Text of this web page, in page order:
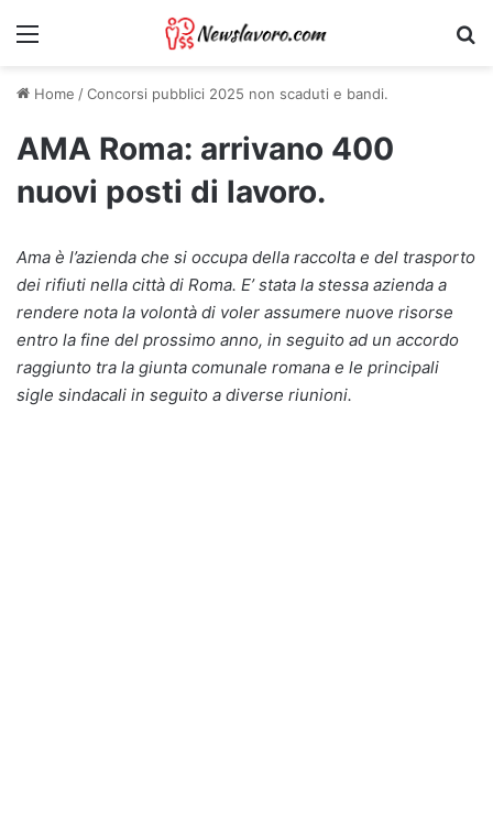
Menu
Home /Concorsi pubblici 2025 non scaduti e bandi.
AMA Roma: arrivano 400
nuovi posti di lavoro.
Ama è l’azienda che si occupa della raccolta e del trasporto
dei rifiuti nella città di Roma. E’ stata la stessa azienda a
rendere nota la volontà di voler assumere nuove risorse
entro la fine del prossimo anno, in seguito ad un accordo
raggiunto tra la giunta comunale romana e le principali
sigle sindacali in seguito a diverse riunioni.